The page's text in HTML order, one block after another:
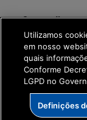
get_footer();
Utilizamos
em nosso
quais
Conforme
LGPD no
Definições